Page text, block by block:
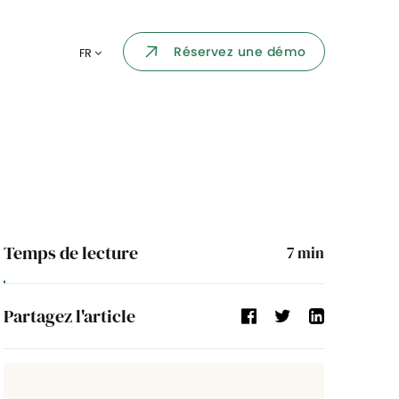
FR Réservez une démo
Temps de lecture 7min
Partagez l'article
Événement d'entreprise